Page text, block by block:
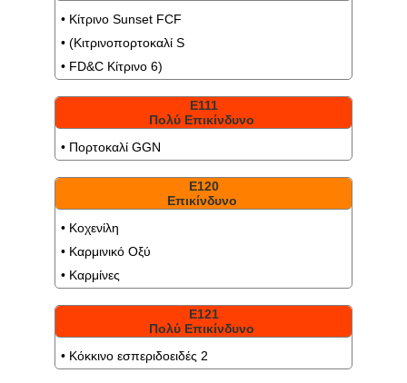
• Κίτρινο Sunset FCF
• (Κιτρινοπορτοκαλί S
• FD&C Κίτρινο 6)
Ε111
Πολύ Επικίνδυνο
• Πορτοκαλί GGN
Ε120
Επικίνδυνο
• Κοχενίλη
• Καρμινικό Οξύ
• Καρμίνες
Ε121
Πολύ Επικίνδυνο
• Κόκκινο εσπεριδοειδές 2